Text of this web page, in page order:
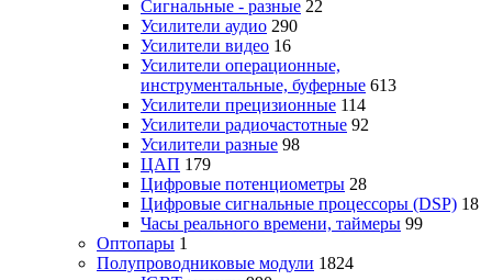
Сигнальные - разные 22
Усилители аудио 290
Усилители видео 16
Усилители операционные,
инструментальные, буферные 613
Усилители прецизионные 114
Усилители радиочастотные 92
Усилители разные 98
ЦАП 179
Цифровые потенциометры 28
Цифровые сигнальные процессоры (DSP) 18
Часы реального времени, таймеры 99
Оптопары 1
Полупроводниковые модули 1824